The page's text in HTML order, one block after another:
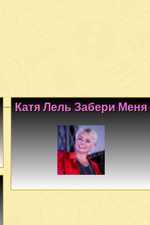
Катя Лель Забери Меня